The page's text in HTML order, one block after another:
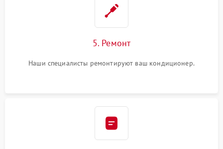
5. Ремонт
Наши специалисты ремонтируют ваш кондиционер.